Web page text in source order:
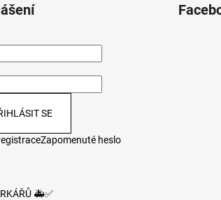
SE
Zapomenuté heslo
🚑✅